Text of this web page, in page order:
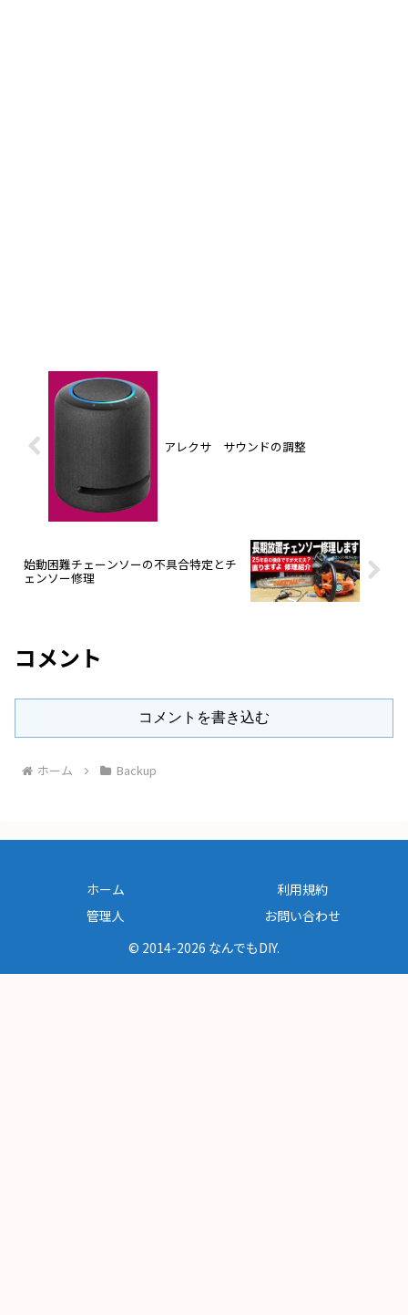
アレクサ サウンドの調整
始動困難チェーンソーの不具合特定とチ
ェンソー修理
コメント
コメントを書き込む
ホーム Backup
ホーム
利用規約
管理人
お問い合わせ
© 2014-2026 なんでもDIY.